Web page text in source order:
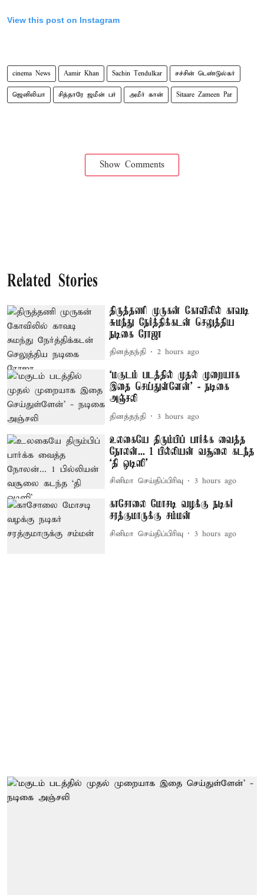
View this post on Instagram
cinema News Aamir Khan Sachin Tendulkar சச்சின் டெண்டுல்கர்
ஜெனிலியா சித்தாரே ஜமீன் பர் அமீர் கான் Sitaare Zameen Par
Show Comments
Related Stories
திருத்தணி முருகன் கோவிலில் காவடி
சுமந்து நேர்த்திக்கடன் செலுத்திய
நடிகை ரோஜா
தினத்தந்தி 2 hours ago
‘மகுடம் படத்தில் முதல் முறையாக
இதை செய்துள்ளேன்’ - நடிகை
அஞ்சலி
தினத்தந்தி 3 hours ago
உலகையே திரும்பிப் பார்க்க வைத்த
நோலன்... 1 பில்லியன் வசூலை கடந்த
‘தி ஒடிஸி’
சினிமா செய்திப்பிரிவு 3 hours ago
காசோலை மோசடி வழக்கு நடிகர்
சரத்குமாருக்கு சம்மன்
சினிமா செய்திப்பிரிவு 3 hours ago